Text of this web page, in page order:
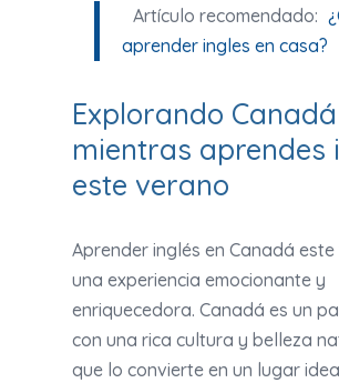
Artículo recomendado:
aprender ingles en casa?
Explorando Canadá
mientras aprendes
este verano
Aprender inglés en Canadá
una experiencia emocionante y
enriquecedora. Canadá es un
con una rica cultura y belleza
que lo convierte en un lugar